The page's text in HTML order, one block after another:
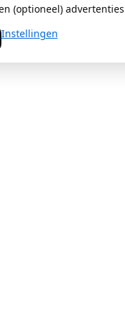
(optioneel)
Instellingen